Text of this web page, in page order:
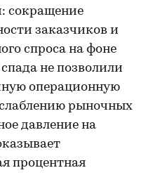
сокращение
заказчиков и
спроса на фоне
не позволили
операционную
рыночных
давление на
процентная